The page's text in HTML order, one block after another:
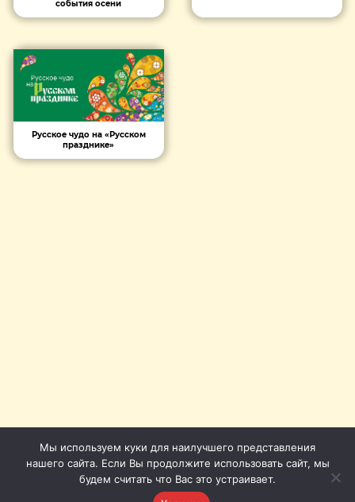
события осени
Русское чудо на «Русском
празднике»
Мы используем куки для наилучшего представления
нашего сайта. Если Вы продолжите использовать сайт, мы
будем считать что Вас это устраивает.